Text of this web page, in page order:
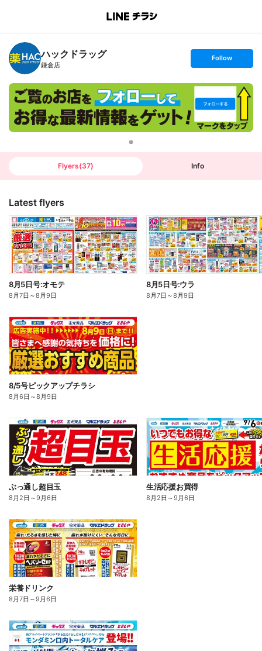
B
n
c
h
T
ハックドラッグ
鎌倉店
s
t
o
l
o
w
Follow
Flyers(37) Info
Latest flyers
8月5日号:オモテ
8月7日 ～8月9日
8月5日号:ウラ
8月7日 ～8月9日
8/5号ピックアップチラシ
8月6日 ～8月9日
ぶっ通し超目玉
8月2日 ～9月6日
生活応援お買得
8月2日 ～9月6日
栄養ドリンク
8月7日 ～9月6日